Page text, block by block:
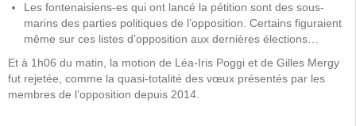
Les fontenaisiens-es qui ont lancé la pétition sont des sous-
marins des parties politiques de l’opposition. Certains figuraient
même sur ces listes d’opposition aux dernières élections…
Et à 1h06 du matin, la motion de Léa-Iris Poggi et de Gilles Mergy
fut rejetée, comme la quasi-totalité des vœux présentés par les
membres de l’opposition depuis 2014.